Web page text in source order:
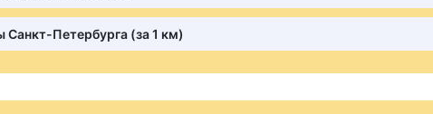
Петербурга (за 1 км)